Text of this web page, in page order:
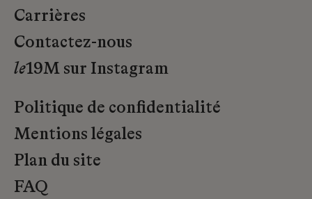
Carrières
Contactez-nous
le19M sur Instagram
Politique de confidentialité
Mentions légales
Plan du site
FAQ